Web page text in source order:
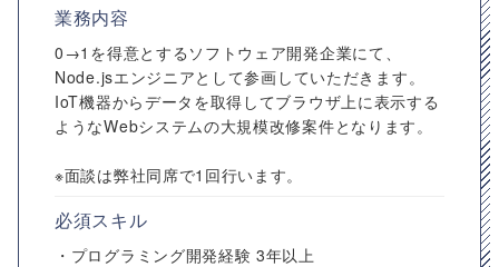
業務内容
0→1を得意とするソフトウェア開発企業にて、
Node.jsエンジニアとして参画していただきます。
IoT機器からデータを取得してブラウザ上に表示する
ようなWebシステムの大規模改修案件となります。
※面談は弊社同席で1回行います。
必須スキル
・プログラミング開発経験 3年以上